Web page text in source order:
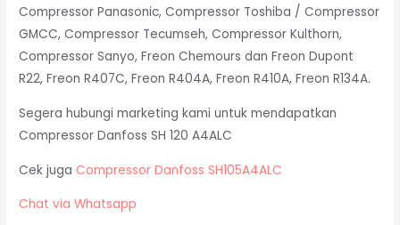
Compressor Panasonic, Compressor Toshiba / Compressor
GMCC, Compressor Tecumseh, Compressor Kulthorn,
Compressor Sanyo, Freon Chemours dan Freon Dupont
R22, Freon R407C, Freon R404A, Freon R410A, Freon R134A.
Segera hubungi marketing kami untuk mendapatkan
Compressor Danfoss SH 120 A4ALC
Cek juga Compressor Danfoss SH105A4ALC
Chat via Whatsapp